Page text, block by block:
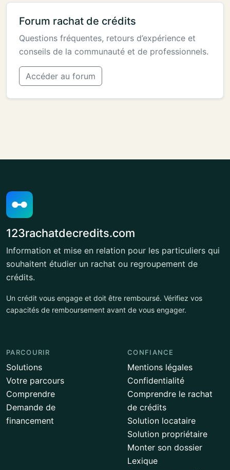
Forum rachat de crédits
Questions fréquentes, retours d’expérience et
conseils de la communauté et de professionnels.
Accéder au forum
123rachatdecredits.com
Information et mise en relation pour les particuliers qui
souhaitent étudier un rachat ou regroupement de
crédits.
Un crédit vous engage et doit être remboursé. Vérifiez vos
capacités de remboursement avant de vous engager.
PARCOURIR
Solutions
Votre parcours
Comprendre
Demande de
financement
CONFIANCE
Mentions légales
Confidentialité
Comprendre le rachat
de crédits
Solution locataire
Solution propriétaire
Monter son dossier
Lexique